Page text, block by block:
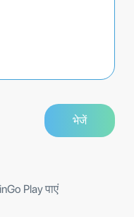
Play पाएं